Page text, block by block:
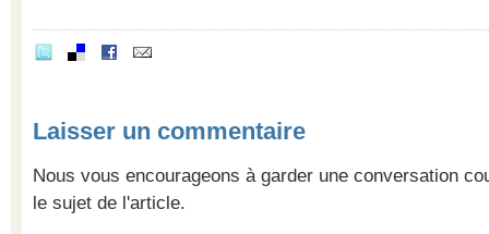
Laisser un commentaire
Nous vous encourageons à garder une conversation
le sujet de l'article.